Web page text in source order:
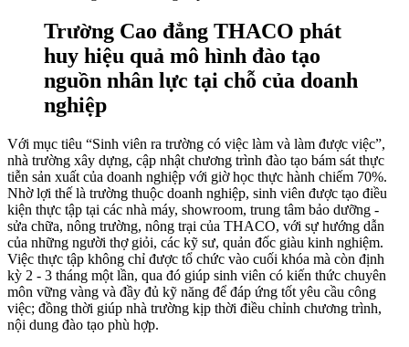
Trường Cao đẳng THACO phát
huy hiệu quả mô hình đào tạo
nguồn nhân lực tại chỗ của doanh
nghiệp
Với mục tiêu “Sinh viên ra trường có việc làm và làm được việc”,
nhà trường xây dựng, cập nhật chương trình đào tạo bám sát thực
tiễn sản xuất của doanh nghiệp với giờ học thực hành chiếm 70%.
Nhờ lợi thế là trường thuộc doanh nghiệp, sinh viên được tạo điều
kiện thực tập tại các nhà máy, showroom, trung tâm bảo dưỡng -
sửa chữa, nông trường, nông trại của THACO, với sự hướng dẫn
của những người thợ giỏi, các kỹ sư, quản đốc giàu kinh nghiệm.
Việc thực tập không chỉ được tổ chức vào cuối khóa mà còn định
kỳ 2 - 3 tháng một lần, qua đó giúp sinh viên có kiến thức chuyên
môn vững vàng và đầy đủ kỹ năng để đáp ứng tốt yêu cầu công
việc; đồng thời giúp nhà trường kịp thời điều chỉnh chương trình,
nội dung đào tạo phù hợp.